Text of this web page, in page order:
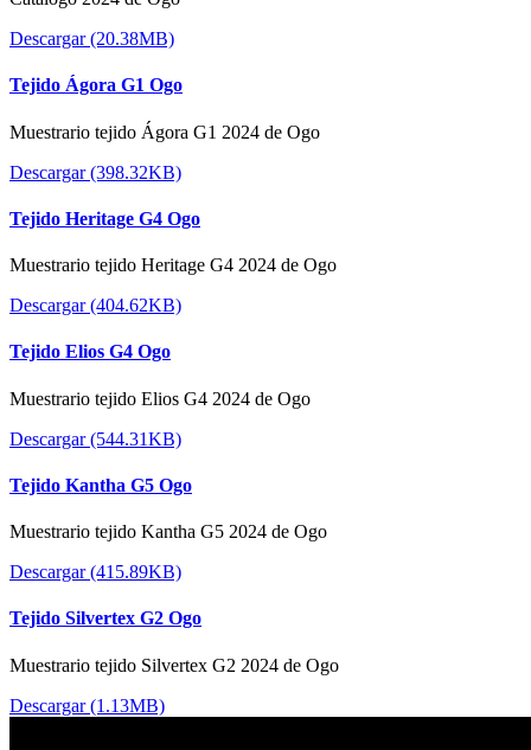
Descargar (20.38MB)
Tejido Ágora G1 Ogo
Muestrario tejido Ágora G1 2024 de Ogo
Descargar (398.32KB)
Tejido Heritage G4 Ogo
Muestrario tejido Heritage G4 2024 de Ogo
Descargar (404.62KB)
Tejido Elios G4 Ogo
Muestrario tejido Elios G4 2024 de Ogo
Descargar (544.31KB)
Tejido Kantha G5 Ogo
Muestrario tejido Kantha G5 2024 de Ogo
Descargar (415.89KB)
Tejido Silvertex G2 Ogo
Muestrario tejido Silvertex G2 2024 de Ogo
Descargar (1.13MB)